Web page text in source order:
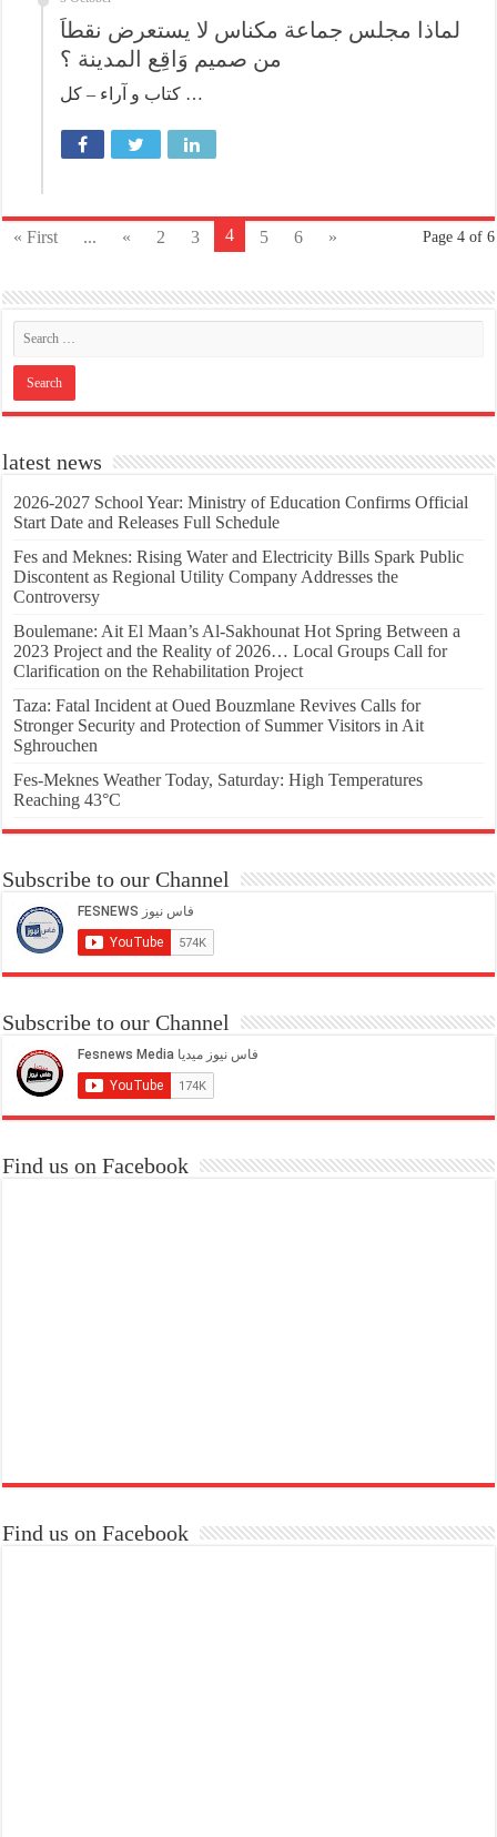
لماذا مجلس جماعة مكناس لا يستعرض نقطاَ
من صميم وَاقِع المدينة ؟
كتاب و آراء – كل …
Page 4 of 6
« First ... « 2 3 4 5 6 »
latest news
2026-2027 School Year: Ministry of Education Confirms Official
Start Date and Releases Full Schedule
Fes and Meknes: Rising Water and Electricity Bills Spark Public
Discontent as Regional Utility Company Addresses the
Controversy
Boulemane: Ait El Maan’s Al-Sakhounat Hot Spring Between a
2023 Project and the Reality of 2026… Local Groups Call for
Clarification on the Rehabilitation Project
Taza: Fatal Incident at Oued Bouzmlane Revives Calls for
Stronger Security and Protection of Summer Visitors in Ait
Sghrouchen
Fes-Meknes Weather Today, Saturday: High Temperatures
Reaching 43°C
Subscribe to our Channel
Subscribe to our Channel
Find us on Facebook
Find us on Facebook